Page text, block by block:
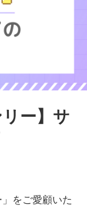
リー】サ
をご愛顧いた